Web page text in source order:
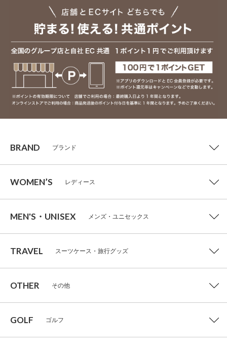
BRAND ブランド
WOMEN’S レディース
MEN'S・UNISEX メンズ・ユニセックス
TRAVEL スーツケース・旅行グッズ
OTHER その他
GOLF ゴルフ